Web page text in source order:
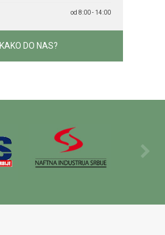
od 8:00 - 14:00
KAKO DO NAS?